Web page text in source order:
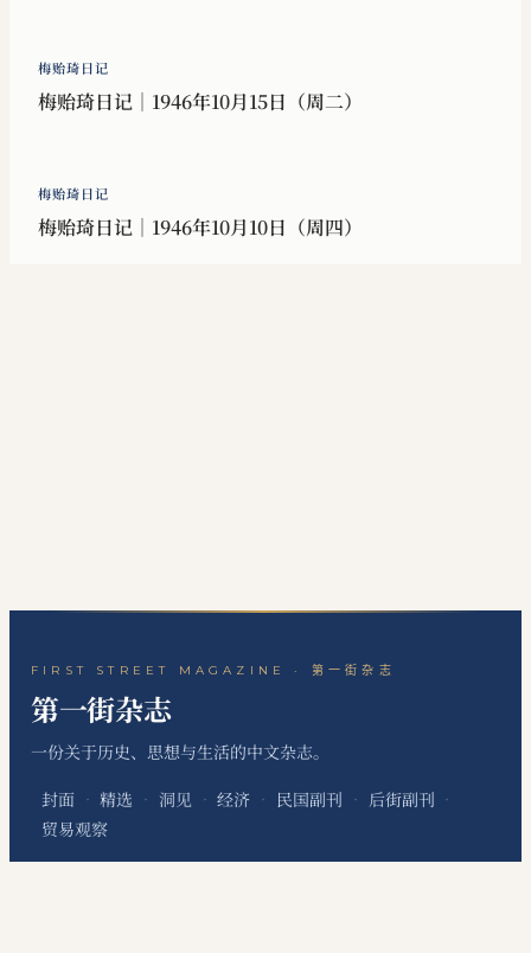
梅贻琦日记
梅贻琦日记｜1946年10月15日（周二）
梅贻琦日记
梅贻琦日记｜1946年10月10日（周四）
FIRST STREET MAGAZINE · 第一街杂志
第一街杂志
一份关于历史、思想与生活的中文杂志。
封面 · 精选 · 洞见 · 经济 · 民国副刊 · 后街副刊 ·
贸易观察